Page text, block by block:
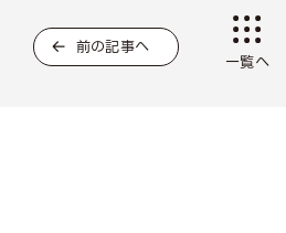
前の記事へ
一覧へ